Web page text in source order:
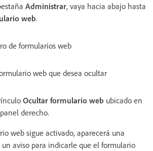
Administrar, vaya hacia abajo hasta
web.
de formularios web
web que desea ocultar
Ocultar formulario web ubicado en
derecho.
web sigue activado, aparecerá una
aviso para indicarle que el formulario